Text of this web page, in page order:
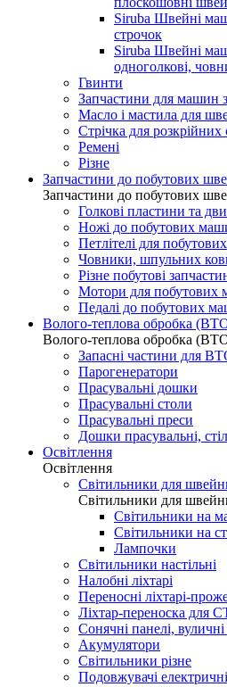
Siruba Швейні
строчок
Siruba Швейні
одноголкові,
Гвинти
Запчастини для машин
Масло і мастила для
Стрічка для
Ремені
Різне
Запчастини до побутових
Запчастини до побутових
Голкові пластини та
Ножі до побутових
Петлітелі для
Човники, шпульних
Різне побутові
Мотори для побутових
Педалі до побутових
Волого-теплова обробка
Волого-теплова обробка
Запасні частини для
Парогенератори
Прасувальні дошки
Прасувальні столи
Прасувальні преси
Дошки прасувальні,
Освітлення
Освітлення
Світильники для
Світильники для
Світильники на
Світильники на
Лампочки
Світильники настільні
Налобні ліхтарі
Переносні ліхтарі-
Ліхтар-переноска для
Сонячні панелі, вуличні
Акумулятори
Світильники різне
Подовжувачі